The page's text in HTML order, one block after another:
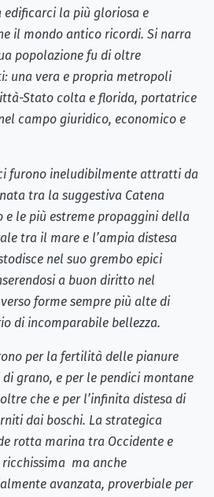
edificarci la più gloriosa e
il mondo antico ricordi. Si narra
popolazione fu di oltre
una vera e propria metropoli
Stato colta e florida, portatrice
campo giuridico, economico e
furono ineludibilmente attratti da
tra la suggestiva Catena
e le più estreme propaggini della
tra il mare e l’ampia distesa
nel suo grembo epici
a buon diritto nel
forme sempre più alte di
di incomparabile bellezza.
per la fertilità delle pianure
grano, e per le pendici montane
che e per l’infinita distesa di
dai boschi. La strategica
rotta marina tra Occidente e
ricchissima ma anche
avanzata, proverbiale per